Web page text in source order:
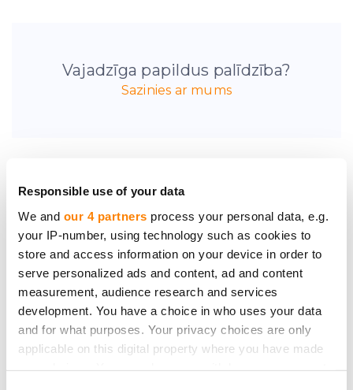
Responsible use of your data
We and our 4 partners process your personal data, e.g.
your IP-number, using technology such as cookies to
store and access information on your device in order to
serve personalized ads and content, ad and content
measurement, audience research and services
development. You have a choice in who uses your data
and for what purposes. Your privacy choices are only
applicable on this digital property where you have made
Vajadzīga papildus palīdzība?
Sazinies ar mums
Esi pirmais, kas uzzina
jaunumus par
investīciju projektiem